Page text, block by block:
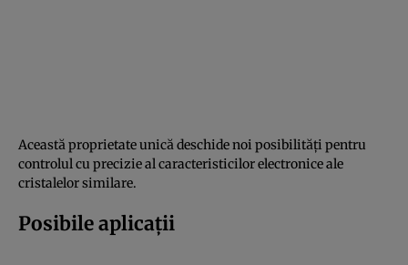
Această proprietate unică deschide noi posibilități pentru
controlul cu precizie al caracteristicilor electronice ale
cristalelor similare.
Posibile aplicații